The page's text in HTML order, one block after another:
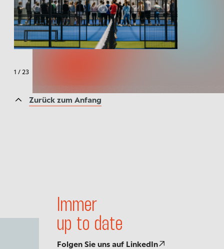
1 / 23
Immer
up to date
Folgen Sie uns auf LinkedIn
Zurück zum Anfang